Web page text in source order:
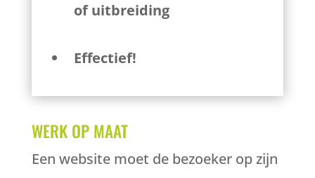
of uitbreiding
Effectief!
WERK OP MAAT
Een website moet de bezoeker op zijn